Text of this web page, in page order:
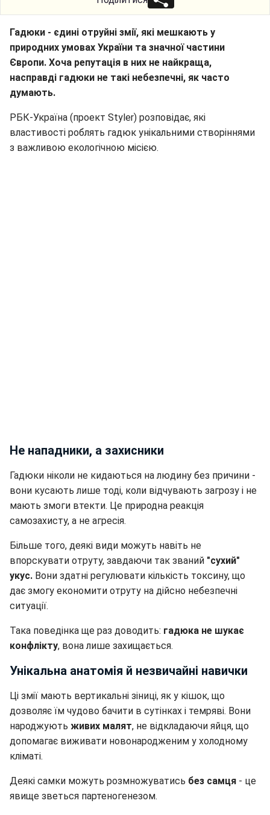
Гадюки - єдині отруйні змії, які мешкають у
природних умовах України та значної частини
Європи. Хоча репутація в них не найкраща,
насправді гадюки не такі небезпечні, як часто
думають.
РБК-Україна (проект Styler) розповідає, які
властивості роблять гадюк унікальними створіннями
з важливою екологічною місією.
Не нападники, а захисники
Гадюки ніколи не кидаються на людину без причини -
вони кусають лише тоді, коли відчувають загрозу і не
мають змоги втекти. Це природна реакція
самозахисту, а не агресія.
Більше того, деякі види можуть навіть не
впорскувати отруту, завдаючи так званий "сухий"
укус. Вони здатні регулювати кількість токсину, що
дає змогу економити отруту на дійсно небезпечні
ситуації.
Така поведінка ще раз доводить: гадюка не шукає
конфлікту, вона лише захищається.
Унікальна анатомія й незвичайні навички
Ці змії мають вертикальні зіниці, як у кішок, що
дозволяє їм чудово бачити в сутінках і темряві. Вони
народжують живих малят, не відкладаючи яйця, що
допомагає виживати новонародженим у холодному
кліматі.
Деякі самки можуть розмножуватись без самця - це
явище зветься партеногенезом.